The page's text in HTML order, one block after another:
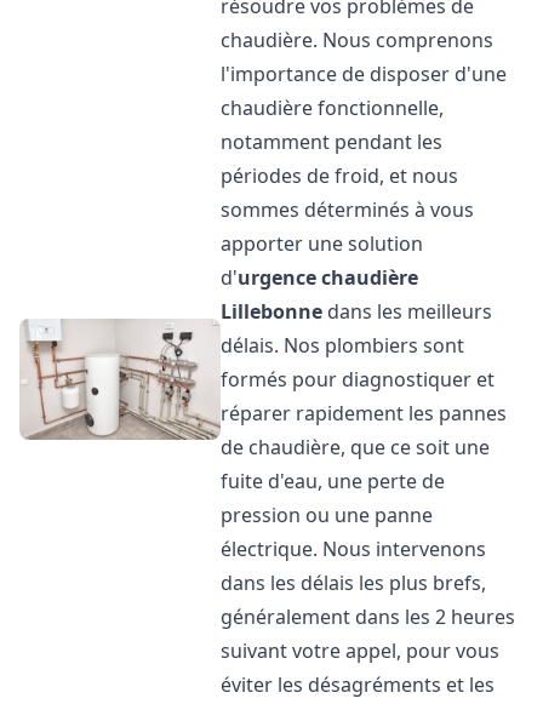
résoudre vos problèmes de
chaudière. Nous comprenons
l'importance de disposer d'une
chaudière fonctionnelle,
notamment pendant les
périodes de froid, et nous
sommes déterminés à vous
apporter une solution
d'urgence chaudière
Lillebonne dans les meilleurs
délais. Nos plombiers sont
formés pour diagnostiquer et
réparer rapidement les pannes
de chaudière, que ce soit une
fuite d'eau, une perte de
pression ou une panne
électrique. Nous intervenons
dans les délais les plus brefs,
généralement dans les 2 heures
suivant votre appel, pour vous
éviter les désagréments et les